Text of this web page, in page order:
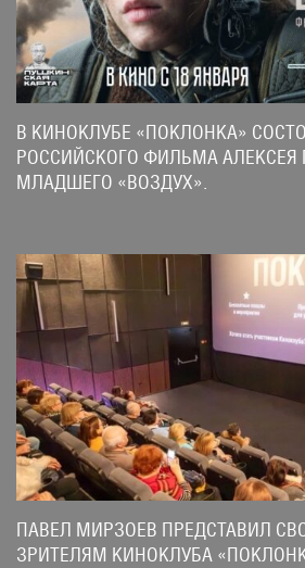
В КИНОКЛУБЕ «ПОКЛОНКА»
РОССИЙСКОГО ФИЛЬМА АЛЕКСЕЯ
МЛАДШЕГО «ВОЗДУХ».
ПАВЕЛ МИРЗОЕВ ПРЕДСТАВИЛ
ЗРИТЕЛЯМ КИНОКЛУБА